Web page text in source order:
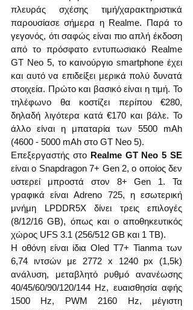
πλευράς σχέσης τιμή/χαρακτηριστικά
παρουσίασε σήμερα η Realme. Παρά το
γεγονός, ότι σαφώς είναι πιο απλή έκδοση
από το πρόσφατο εντυπωσιακό Realme
GT Neo 5, το καινούργιο smartphone έχει
και αυτό να επιδείξει μερικά πολύ δυνατά
στοιχεία. Πρώτο και βασικό είναι η τιμή. Το
τηλέφωνο θα κοστίζει περίπου €280,
δηλαδή λιγότερα κατά €170 και βάλε. Το
άλλο είναι η μπαταρία των 5500 mAh
(4600 - 5000 mAh στο GT Neo 5).
Επεξεργαστής στο Realme GT Neo 5 SE
είναι ο Snapdragon 7+ Gen 2, ο οποίος δεν
υστερεί μπροστά στον 8+ Gen 1. Τα
γραφικά είναι Adreno 725, η εσωτερική
μνήμη LPDDR5X δίνει τρεις επιλογές
(8/12/16 GB), όπως και ο αποθηκευτικός
χώρος UFS 3.1 (256/512 GB και 1 TB).
Η οθόνη είναι ίδια Oled T7+ Tianma των
6,74 ιντσών με 2772 х 1240 px (1,5k)
ανάλυση, μεταβλητό ρυθμό ανανέωσης
40/45/60/90/120/144 Hz, ευαισθησία αφής
1500 Hz, PWM 2160 Hz, μέγιστη